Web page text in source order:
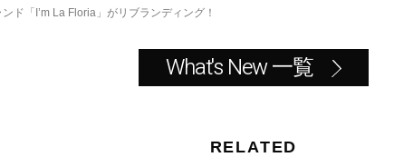
ド「I’m La Floria」がリブランディング！
What's New 一覧
RELATED